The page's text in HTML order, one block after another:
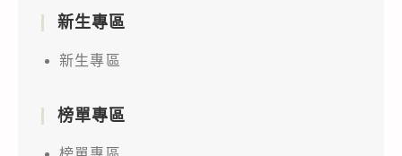
新生專區
新生專區
榜單專區